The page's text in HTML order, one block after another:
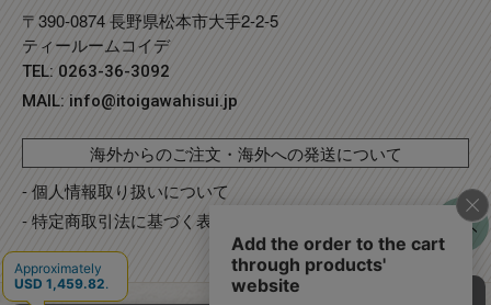
〒390-0874 長野県松本市大手2-2-5
ティールームコイデ
TEL: 0263-36-3092
MAIL: info@itoigawahisui.jp
海外からのご注文・海外への発送について
- 個人情報取り扱いについて
- 特定商取引法に基づく表記